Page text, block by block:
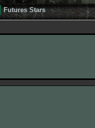
Futures Stars